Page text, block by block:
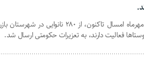
با اجرای طرح تشدید نظارت بر نانوایی‌ها از مهرماه امسال تاکنون، از ۲۸۰